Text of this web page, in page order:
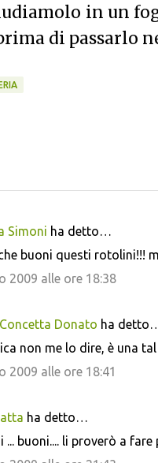
in un
di passarlo
Simoni ha detto…
buoni questi rotolini!!!
2009 alle ore 18:38
Donato ha
non me lo dire, è una
2009 alle ore 18:41
ha detto…
... buoni.... li proverò a